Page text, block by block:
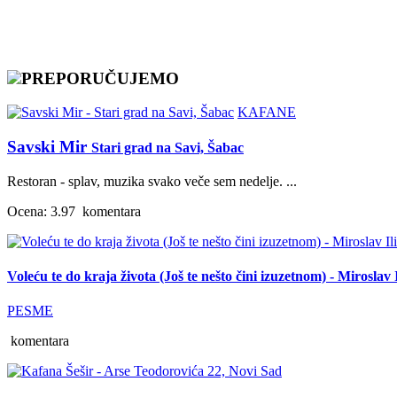
PREPORUČUJEMO
KAFANE
Savski Mir Stari grad na Savi, Šabac
Restoran - splav, muzika svako veče sem nedelje. ...
Ocena: 3.97 komentara
Voleću te do kraja života (Još te nešto čini izuzetnom) - Miroslav
PESME
komentara